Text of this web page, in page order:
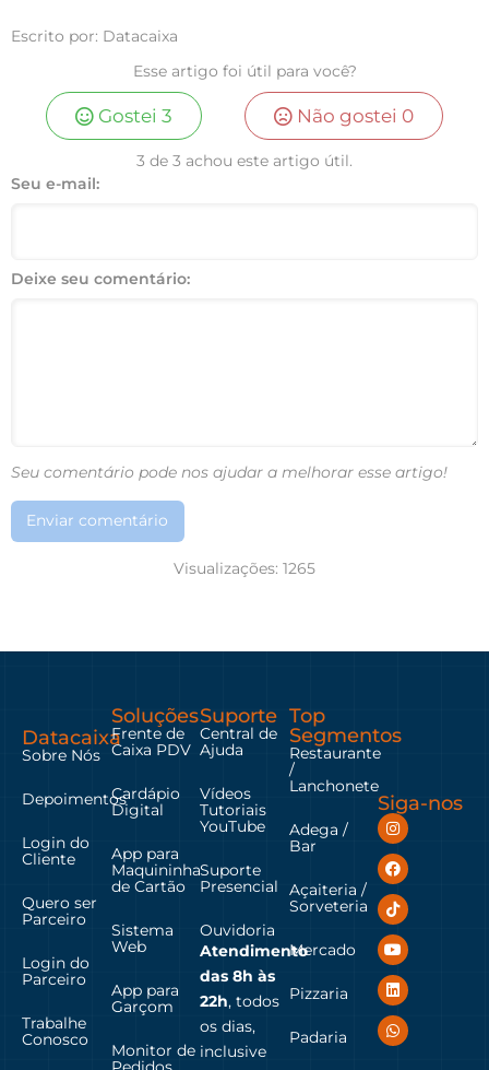
Escrito por: Datacaixa
Esse artigo foi útil para você?
Gostei3 Não gostei 0
3 de 3 achou este artigo útil.
Seu e-mail:
Deixe seu comentário:
Seu comentário pode nos ajudar a melhorar esse artigo!
Enviar comentário
Visualizações: 1265
Datacaixa
Sobre Nós
Depoimentos
Login do
Cliente
Quero ser
Parceiro
Login do
Parceiro
Trabalhe
Conosco
Soluções
Frente de
Caixa PDV
Cardápio
Digital
App para
Maquininha
de Cartão
Sistema
Web
App para
Garçom
Monitor de
Suporte
Central de
Ajuda
Vídeos
Tutoriais
YouTube
Suporte
Presencial
Ouvidoria
Atendimento
das 8h às
22h, todos
os dias,
inclusive
Top
Segmentos
Restaurante
/
Lanchonete
Adega /
Bar
Açaiteria /
Sorveteria
Mercado
Pizzaria
Padaria
Siga-nos